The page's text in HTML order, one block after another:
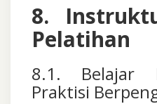
8.
Pelatihan
8.1. Belajar
Praktisi